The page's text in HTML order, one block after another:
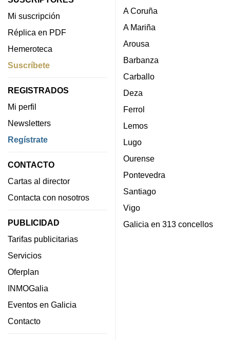
Mi suscripción
Réplica en PDF
Hemeroteca
Suscríbete
REGISTRADOS
Mi perfil
Newsletters
Regístrate
CONTACTO
Cartas al director
Contacta con nosotros
PUBLICIDAD
Tarifas publicitarias
Servicios
Oferplan
INMOGalia
Eventos en Galicia
Contacto
A Coruña
A Mariña
Arousa
Barbanza
Carballo
Deza
Ferrol
Lemos
Lugo
Ourense
Pontevedra
Santiago
Vigo
Galicia en 313 concellos